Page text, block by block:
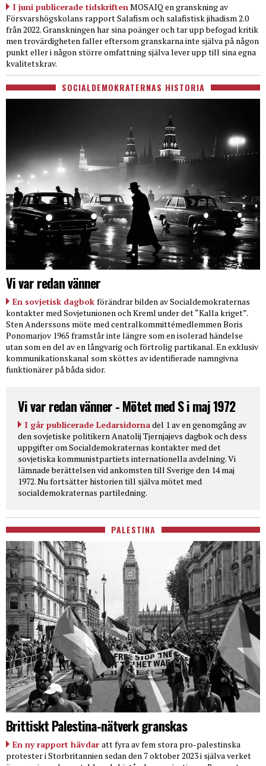
I juni publicerade tidskriften MOSAIQ en granskning av
Försvarshögskolans rapport Salafism och salafistisk jihadism 2.0
från 2022. Granskningen har sina poänger och tar upp befogad kritik
men trovärdigheten faller eftersom granskarna inte själva på någon
punkt eller i någon större omfattning själva lever upp till sina egna
kvalitetskrav.
SOCIALDEMOKRATERNAS HISTORIA
Vi var redan vänner
En sovjetisk dagbok förändrar bilden av Socialdemokraternas
kontakter med Sovjetunionen och Kreml under det “Kalla kriget”.
Sten Anderssons möte med centralkommittémedlemmen Boris
Ponomarjov 1965 framstår inte längre som en isolerad händelse
utan som en del av en långvarig och förtrolig partikanal. En exklusiv
kommunikationskanal som sköttes av identifierade namngivna
funktionärer på båda sidor.
Vi var redan vänner - Mötet med S i maj 1972
I går publicerade Ledarsidornadel 1 av en genomgång av
den sovjetiske politikern Anatolij Tjernjajevs dagbok och dess
uppgifter om Socialdemokraternas kontakter med det
sovjetiska kommunistpartiets internationella avdelning. Vi
lämnade berättelsen vid ankomsten till Sverige den 14 maj
1972. Nu fortsätter historien till själva mötet med
socialdemokraternas partiledning.
PALESTINA
Brittiskt Palestina-nätverk granskas
En ny rapport hävdar att fyra av fem stora pro-palestinska
protester i Storbritannien sedan den 7 oktober 2023 i själva verket